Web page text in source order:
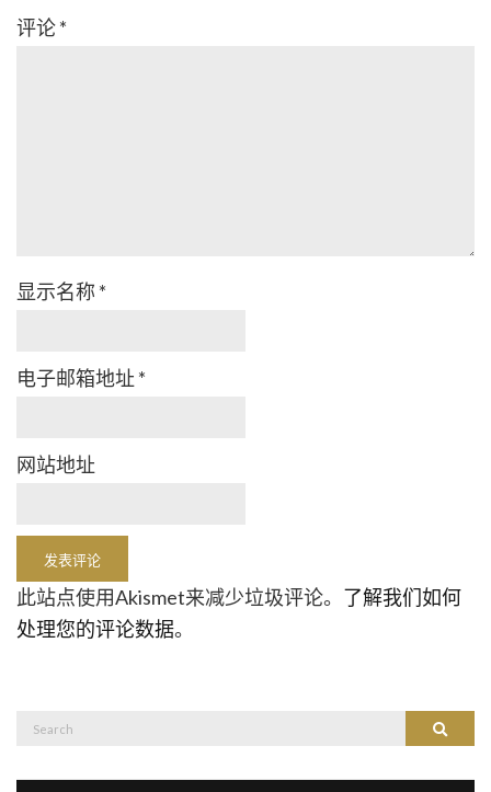
评论*
显示名称 *
电子邮箱地址 *
网站地址
此站点使用Akismet来减少垃圾评论。 了解我们如何
处理您的评论数据。
Search